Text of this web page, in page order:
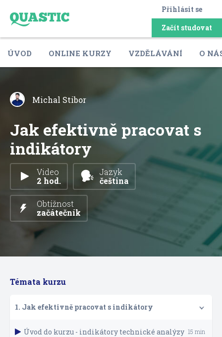
Přihlásit se
Začít studovat
ÚVOD ONLINE KURZY VZDĚLÁVÁNÍ O
Michal Stibor
Jak efektivně pracovat s
indikátory
Video
2 hod.
Jazyk
čeština
Obtížnost
začátečník
Témata kurzu
1. Jak efektivně pracovat s indikátory
Úvod do kurzu - indikátory technické analýzy 15 min